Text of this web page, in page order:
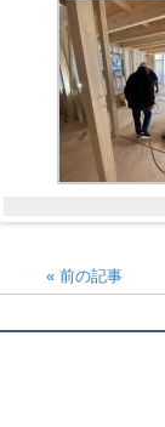
« 前の記事